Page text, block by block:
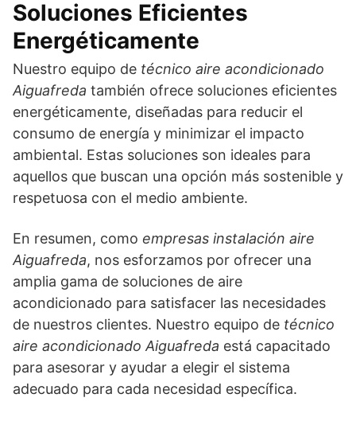
Soluciones Eficientes
Energéticamente
Nuestro equipo de técnico aire acondicionado
Aiguafreda también ofrece soluciones eficientes
energéticamente, diseñadas para reducir el
consumo de energía y minimizar el impacto
ambiental. Estas soluciones son ideales para
aquellos que buscan una opción más sostenible y
respetuosa con el medio ambiente.
En resumen, como empresas instalación aire
Aiguafreda, nos esforzamos por ofrecer una
amplia gama de soluciones de aire
acondicionado para satisfacer las necesidades
de nuestros clientes. Nuestro equipo de técnico
aire acondicionado Aiguafreda está capacitado
para asesorar y ayudar a elegir el sistema
adecuado para cada necesidad específica.